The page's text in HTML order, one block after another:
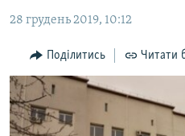
основної
навігації
Перейти
до
пошуку
БЛОГИ
ПОГЛЯД
ІНТЕРВ'Ю
ВСЕ ЗА ДЕНЬ
28 грудень 2019, 10:12
Поділитись Читати